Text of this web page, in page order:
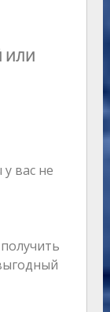
ИЛИ
вас не